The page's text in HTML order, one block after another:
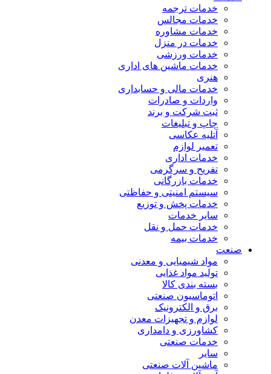
خدمات ترجمه
خدمات مجالس
خدمات مشاوره
خدمات در منزل
خدمات ورزشی
خدمات ماشین های اداری
هنری
خدمات مالی و حسابداری
واردات و صادرات
ثبت شرکت و برند
چاپ و تبلیغات
آتلیه عکاسی
تعمیر لوازم
خدمات اداری
تفریح و سرگرمی
خدمات بازرگانی
سیستم امنیتی و حفاظتی
خدمات پخش و توزیع
سایر خدمات
خدمات حمل و نقل
خدمات بیمه
صنعت
مواد شیمیایی و معدنی
تولید مواد غذایی
بسته بندی کالا
اتوماسیون صنعتی
برق و الکترونیک
لوازم و تجهیزات معدن
کشاورزی و دامداری
خدمات صنعتی
سایر
ماشین آلات صنعتی